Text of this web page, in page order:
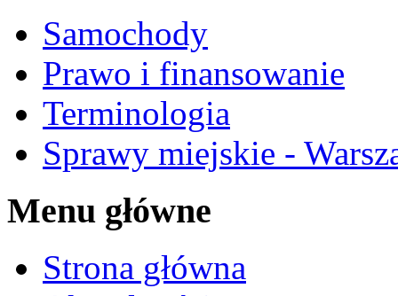
Samochody
Prawo i finansowanie
Terminologia
Sprawy miejskie -
Menu główne
Strona główna